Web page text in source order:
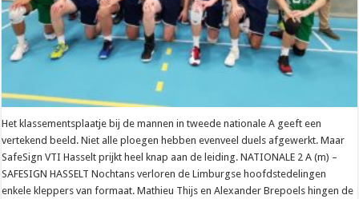
Het klassementsplaatje bij de mannen in tweede nationale A geeft een
vertekend beeld. Niet alle ploegen hebben evenveel duels afgewerkt. Maar
SafeSign VTI Hasselt prijkt heel knap aan de leiding. NATIONALE 2 A (m) –
SAFESIGN HASSELT Nochtans verloren de Limburgse hoofdstedelingen
enkele kleppers van formaat. Mathieu Thijs en Alexander Brepoels hingen de